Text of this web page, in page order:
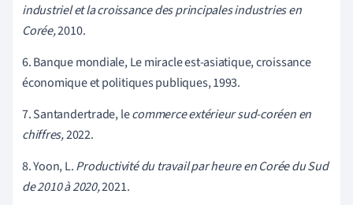
industriel et la croissance des principales industries en
Corée,2010.
6. Banque mondiale, Le miracle est-asiatique, croissance
économique et politiques publiques, 1993.
7. Santandertrade, lecommerce extérieur sud-coréen en
chiffres,2022.
8. Yoon, L.Productivité du travail par heure en Corée du Sud
de 2010 à 2020,2021.